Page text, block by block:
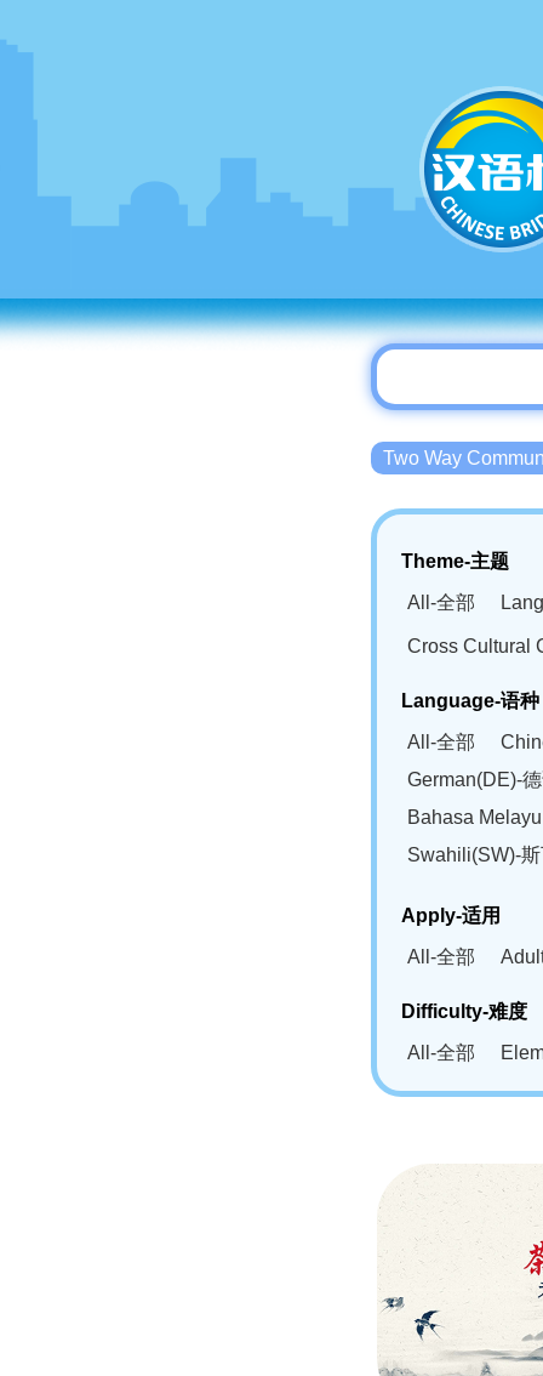
Two Way
Theme-主题
All-全部
Cross Cultural
Language-语种
All-全部
German(DE)-
Bahasa
Swahili(SW)-
Apply-适用
All-全部
Difficulty-难度
All-全部